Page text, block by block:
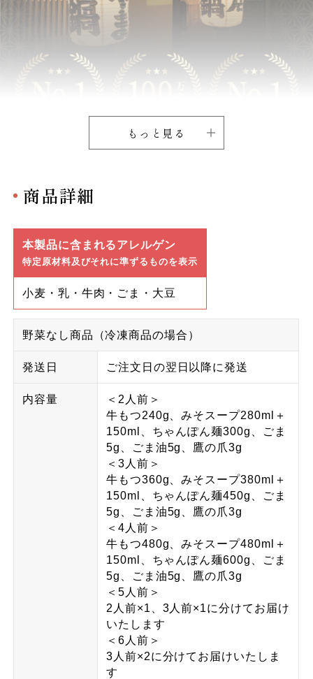
もっと見る
商品詳細
本製品に含まれるアレルゲン
特定原材料及びそれに準ずるものを表示
小麦・乳・牛肉・ごま・大豆
野菜なし商品（冷凍商品の場合）
発送日 ご注文日の翌日以降に発送
内容量
＜2人前＞
牛もつ240g、みそスープ280ml＋
150ml、ちゃんぽん麺300g、ごま
5g、ごま油5g、鷹の爪3g
＜3人前＞
牛もつ360g、みそスープ380ml＋
150ml、ちゃんぽん麺450g、ごま
5g、ごま油5g、鷹の爪3g
＜4人前＞
牛もつ480g、みそスープ480ml＋
150ml、ちゃんぽん麺600g、ごま
5g、ごま油5g、鷹の爪3g
＜5人前＞
2人前×1、3人前×1に分けてお届け
いたします
＜6人前＞
3人前×2に分けてお届けいたしま
す